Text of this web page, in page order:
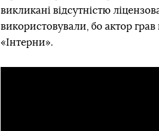
викликані відсутністю
використовували, бо актор
«Інтерни».